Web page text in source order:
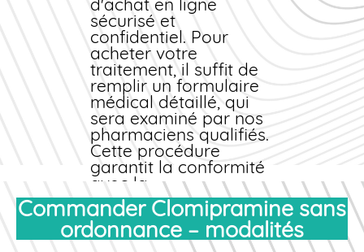
sécurisé et
confidentiel. Pour
acheter votre
traitement, il suffit de
remplir un formulaire
médical détaillé, qui
sera examiné par nos
pharmaciens qualifiés.
Cette procédure
garantit la conformité
avec la
réglementation
française et votre
sécurité sanitaire.
Commander Clomipramine sans
ordonnance – modalités